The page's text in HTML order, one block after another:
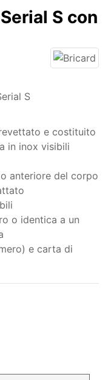
S con
S
e costituito
in inox visibili
anteriore del corpo
o identica a un
e carta di